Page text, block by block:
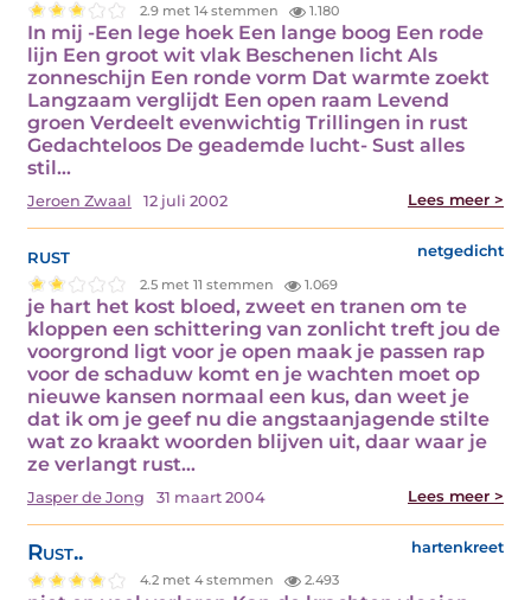
2.9 met 14 stemmen 1.180
In mij -Een lege hoek Een lange boog Een rode
lijn Een groot wit vlak Beschenen licht Als
zonneschijn Een ronde vorm Dat warmte zoekt
Langzaam verglijdt Een open raam Levend
groen Verdeelt evenwichtig Trillingen in rust
Gedachteloos De geademde lucht- Sust alles
stil…
Jeroen Zwaal 12 juli 2002 Lees meer >
rust netgedicht
2.5 met 11 stemmen 1.069
je hart het kost bloed, zweet en tranen om te
kloppen een schittering van zonlicht treft jou de
voorgrond ligt voor je open maak je passen rap
voor de schaduw komt en je wachten moet op
nieuwe kansen normaal een kus, dan weet je
dat ik om je geef nu die angstaanjagende stilte
wat zo kraakt woorden blijven uit, daar waar je
ze verlangt rust…
Jasper de Jong 31 maart 2004 Lees meer >
Rust.. hartenkreet
4.2 met 4 stemmen 2.493